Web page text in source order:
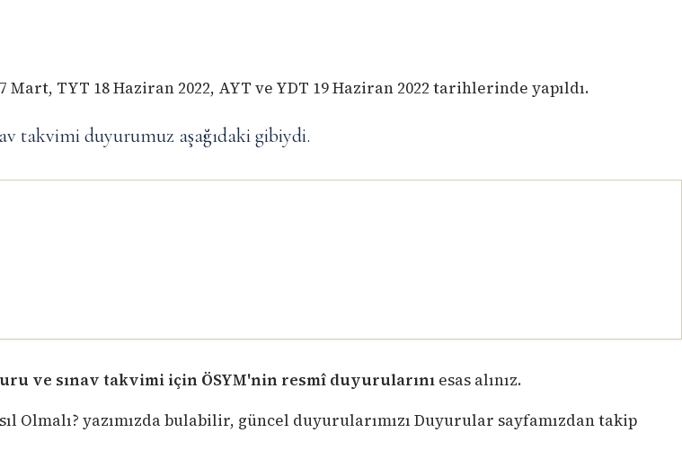
TYT 18 Haziran 2022, AYT ve YDT 19 Haziran 2022 tarihlerinde yapıldı.
takvimi duyurumuz aşağıdaki gibiydi.
ve sınav takvimi için ÖSYM'nin resmî duyurularını esas alınız.
Olmalı? yazımızda bulabilir, güncel duyurularımızı Duyurular sayfamızdantakip